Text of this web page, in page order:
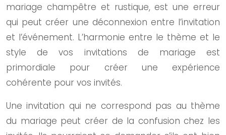
mariage champêtre et rustique, est une erreur
qui peut créer une déconnexion entre l’invitation
et l’événement. L’harmonie entre le thème et le
style de vos invitations de mariage est
primordiale pour créer une expérience
cohérente pour vos invités.
Une invitation qui ne correspond pas au thème
du mariage peut créer de la confusion chez les